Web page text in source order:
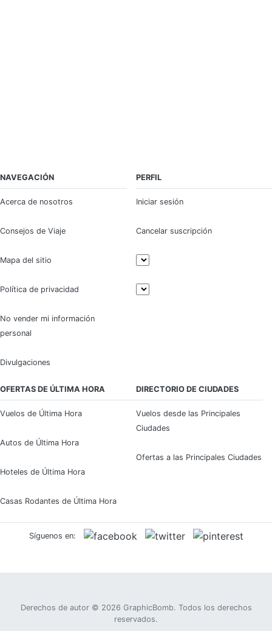
NAVEGACIÓN
Acerca de nosotros
Consejos de Viaje
Mapa del sitio
Política de privacidad
No vender mi información
personal
Divulgaciones
PERFIL
Iniciar sesión
Cancelar suscripción
OFERTAS DE ÚLTIMA HORA
Vuelos de Última Hora
Autos de Última Hora
Hoteles de Última Hora
Casas Rodantes de Última Hora
DIRECTORIO DE CIUDADES
Vuelos desde las Principales
Ciudades
Ofertas a las Principales Ciudades
Síguenos en:
Derechos de autor © 2026 GraphicBomb. Todos los derechos
reservados.